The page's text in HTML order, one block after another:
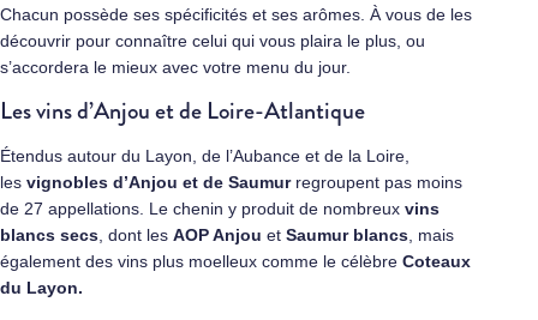
Chacun possède ses spécificités et ses arômes. À vous de les
découvrir pour connaître celui qui vous plaira le plus, ou
s’accordera le mieux avec votre menu du jour.
Les vins d’Anjou et de Loire-Atlantique
Étendus autour du Layon, de l’Aubance et de la Loire,
les vignobles d’Anjou et de Saumur regroupent pas moins
de 27 appellations. Le chenin y produit de nombreux vins
blancs secs, dont les AOP Anjou et Saumur blancs, mais
également des vins plus moelleux comme le célèbre Coteaux
du Layon.